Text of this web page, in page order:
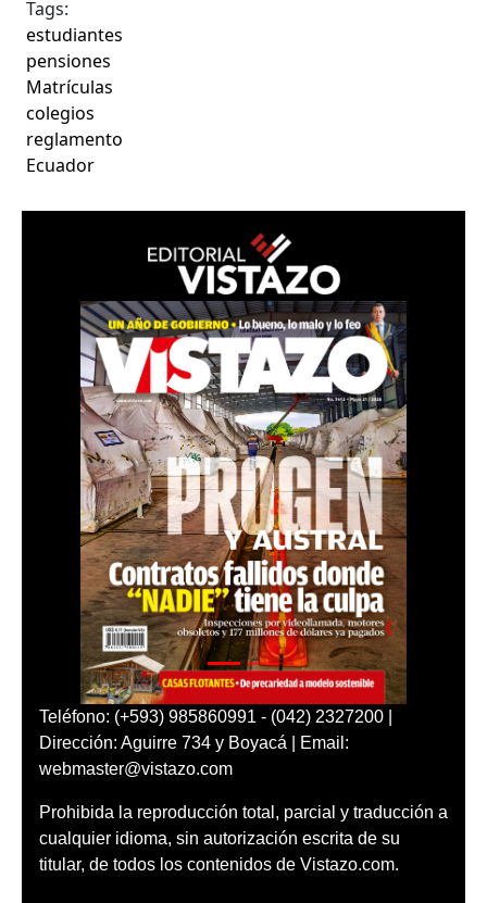
Tags:
estudiantes
pensiones
Matrículas
colegios
reglamento
Ecuador
Teléfono: (+593) 985860991 - (042) 2327200 |
Dirección: Aguirre 734 y Boyacá | Email:
webmaster@vistazo.com
Prohibida la reproducción total, parcial y traducción a
cualquier idioma, sin autorización escrita de su
titular, de todos los contenidos de Vistazo.com.